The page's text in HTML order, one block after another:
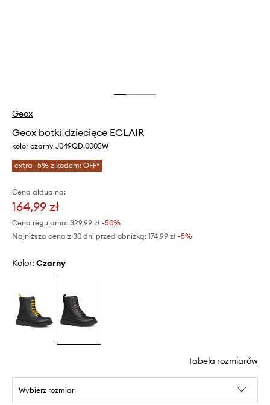
Geox
Geox botki dziecięce ECLAIR
kolor czarny J049QD.0003W
extra -5% z kodem: OFF*
Cena aktualna:
164,99 zł
Cena regularna: 329,99 zł -50%
Najniższa cena z 30 dni przed obniżką: 174,99 zł -5%
Kolor: czarny
Tabela rozmiarów
Wybierz rozmiar